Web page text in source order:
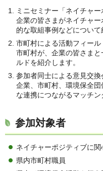
ミニセミナー「ネイチャー
企業の皆さまがネイチャ
的な取組事例などについて
市町村による活動フィー
市町村が、企業の皆さま
ルドを紹介します。
参加者同士による意見交換
企業、市町村、環境保全
な連携につながるマッチン
参加対象者
ネイチャーポジティブに
県内市町村職員